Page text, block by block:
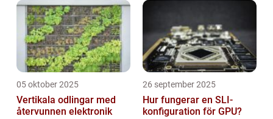
05 oktober 2025
Vertikala odlingar med
återvunnen elektronik
26 september 2025
Hur fungerar en SLI-
konfiguration för GPU?